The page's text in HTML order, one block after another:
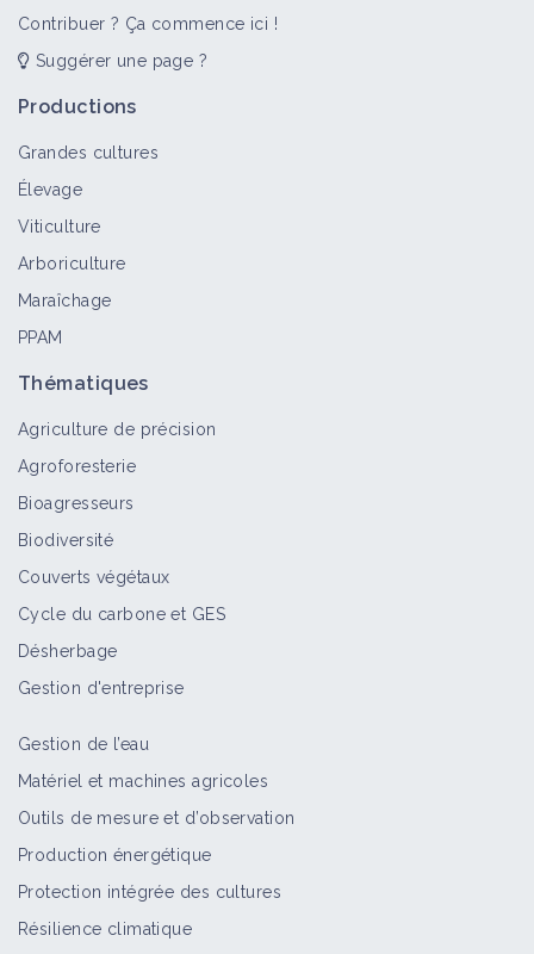
Contribuer ? Ça commence ici !
Suggérer une page ?
Productions
Grandes cultures
Élevage
Viticulture
Arboriculture
Maraîchage
PPAM
Thématiques
Agriculture de précision
Agroforesterie
Bioagresseurs
Biodiversité
Couverts végétaux
Cycle du carbone et GES
Désherbage
Gestion d'entreprise
Gestion de l’eau
Matériel et machines agricoles
Outils de mesure et d’observation
Production énergétique
Protection intégrée des cultures
Résilience climatique